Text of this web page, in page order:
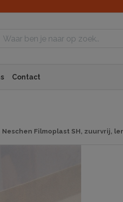
Contact
Neschen Filmoplast SH, zuurvrij,